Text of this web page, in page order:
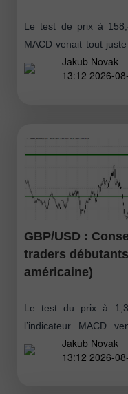
Le test de prix à
MACD venait tout
le haut à partir de la
Jakub Novak
13:12 2026-
GBP/USD :
traders
américaine)
Le test du prix à
l’indicateur MACD
s’orienter à la baisse
Jakub Novak
13:12 2026-